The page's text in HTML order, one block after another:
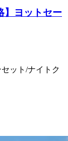
】ヨットセー
ット/ナイトク